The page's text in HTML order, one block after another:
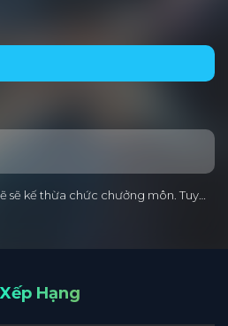
sẽ kế thừa chức chưởng môn. Tuy…
Hạng